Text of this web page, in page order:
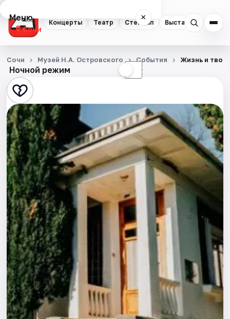
Концерты Театр Стендап Выставки
Меню ×
Сочи
Концерты
Театр
Стендап
Выставки
Квесты
Экскурсии
Спорт
События
Города
Площадки
Артисты
Ночной режим ☾
Сочи Музей Н.А. Островского События Жизнь и